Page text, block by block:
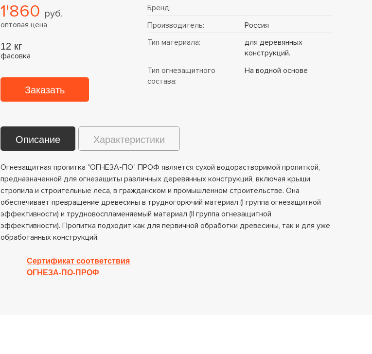
1'860 руб.
оптовая цена
12 кг
фасовка
Заказать
Бренд:
Производитель:
Россия
Тип материала:
для деревянных
конструкций.
Тип огнезащитного
состава:
На водной основе
Описание Характеристики
Огнезащитная пропитка "ОГНЕЗА-ПО" ПРОФ является сухой водорастворимой пропиткой,
предназначенной для огнезащиты различных деревянных конструкций, включая крыши,
стропила и строительные леса, в гражданском и промышленном строительстве. Она
обеспечивает превращение древесины в трудногорючий материал (I группа огнезащитной
эффективности) и трудновоспламеняемый материал (II группа огнезащитной
эффективности). Пропитка подходит как для первичной обработки древесины, так и для уже
обработанных конструкций.
Сертификат соответствия
ОГНЕЗА-ПО-ПРОФ